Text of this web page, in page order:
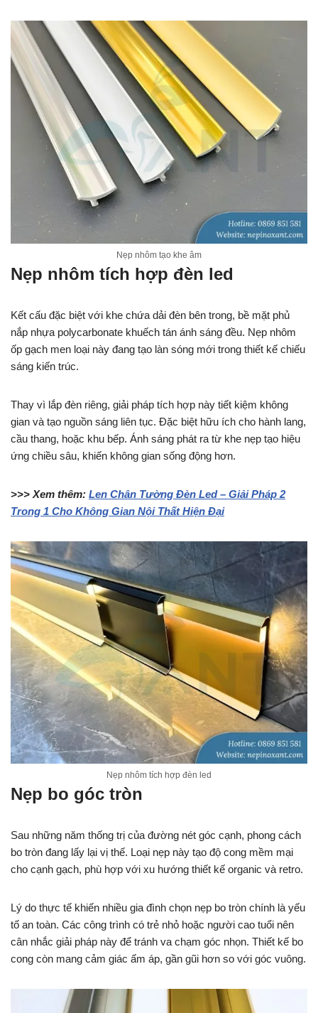
Nẹp nhôm tạo khe âm
Nẹp nhôm tích hợp đèn led
Kết cấu đặc biệt với khe chứa dải đèn bên trong, bề mặt phủ
nắp nhựa polycarbonate khuếch tán ánh sáng đều. Nẹp nhôm
ốp gạch men loại này đang tạo làn sóng mới trong thiết kế chiếu
sáng kiến trúc.
Thay vì lắp đèn riêng, giải pháp tích hợp này tiết kiệm không
gian và tạo nguồn sáng liên tục. Đặc biệt hữu ích cho hành lang,
cầu thang, hoặc khu bếp. Ánh sáng phát ra từ khe nẹp tạo hiệu
ứng chiều sâu, khiến không gian sống động hơn.
>>> Xem thêm: Len Chân Tường Đèn Led – Giải Pháp 2
Trong 1 Cho Không Gian Nội Thất Hiện Đại
Nẹp nhôm tích hợp đèn led
Nẹp bo góc tròn
Sau những năm thống trị của đường nét góc cạnh, phong cách
bo tròn đang lấy lại vị thế. Loại nẹp này tạo độ cong mềm mại
cho cạnh gạch, phù hợp với xu hướng thiết kế organic và retro.
Lý do thực tế khiến nhiều gia đình chọn nẹp bo tròn chính là yếu
tố an toàn. Các công trình có trẻ nhỏ hoặc người cao tuổi nên
cân nhắc giải pháp này để tránh va chạm góc nhọn. Thiết kế bo
cong còn mang cảm giác ấm áp, gần gũi hơn so với góc vuông.